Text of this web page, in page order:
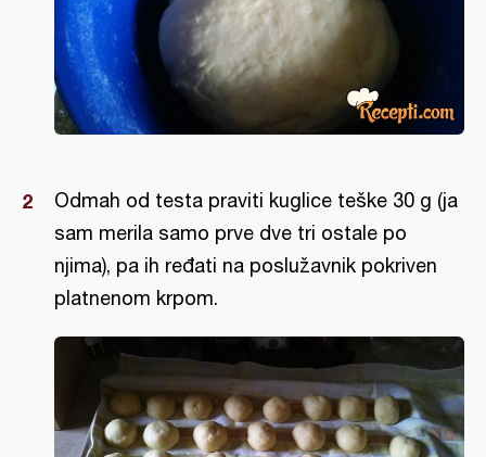
Odmah od testa praviti kuglice teške 30 g (ja
sam merila samo prve dve tri ostale po
njima), pa ih ređati na poslužavnik pokriven
platnenom krpom.